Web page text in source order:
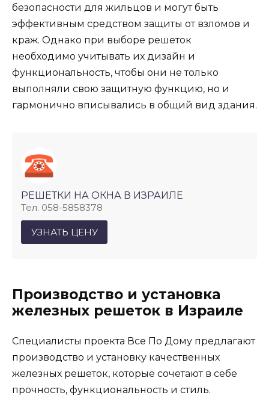
безопасности для жильцов и могут быть
эффективным средством защиты от взломов и
краж. Однако при выборе решеток
необходимо учитывать их дизайн и
функциональность, чтобы они не только
выполняли свою защитную функцию, но и
гармонично вписывались в общий вид здания.
РЕШЕТКИ НА ОКНА В ИЗРАИЛЕ
Тел. 058-5858378
УЗНАТЬ ЦЕНУ
Производство и установка
железных решеток в Израиле
Специалисты проекта Все По Дому предлагают
производство и установку качественных
железных решеток, которые сочетают в себе
прочность, функциональность и стиль.